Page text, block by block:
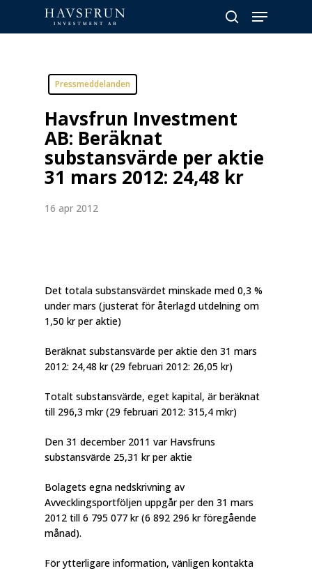
main
search
Menu
Pressmeddelanden
Havsfrun Investment
AB: Beräknat
substansvärde per aktie
31 mars 2012: 24,48 kr
16 apr 2012
Det totala substansvärdet minskade med 0,3 %
under mars (justerat för återlagd utdelning om
1,50 kr per aktie)
Beräknat substansvärde per aktie den 31 mars
2012: 24,48 kr (29 februari 2012: 26,05 kr)
Totalt substansvärde, eget kapital, är beräknat
till 296,3 mkr (29 februari 2012: 315,4 mkr)
Den 31 december 2011 var Havsfruns
substansvärde 25,31 kr per aktie
Bolagets egna nedskrivning av
Avvecklingsportföljen uppgår per den 31 mars
2012 till 6 795 077 kr (6 892 296 kr föregående
månad).
För ytterligare information, vänligen kontakta